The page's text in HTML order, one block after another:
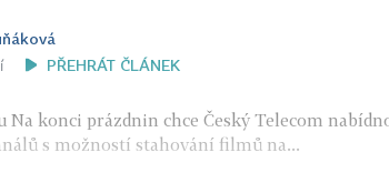
PŘEHRÁT ČLÁNEK
Na konci prázdnin chce Český Telecom
s možností stahování filmů na...